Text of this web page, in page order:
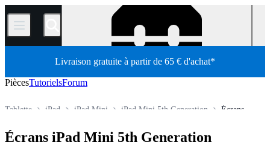
/
Livraison gratuite à partir de 65 € d'achat*
PiècesTutorielsForum
Écrans
iPad Mini 5th Generation
iPad Mini
iPad
Tablette
Écrans iPad Mini 5th Generation